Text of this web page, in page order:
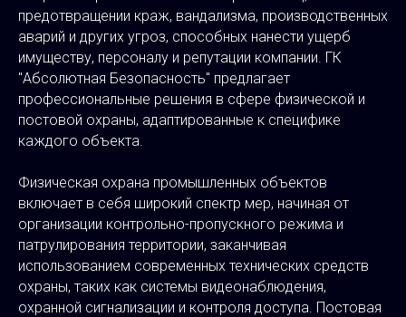
предотвращении краж, вандализма, производственных
аварий и других угроз, способных нанести ущерб
имуществу, персоналу и репутации компании. ГК
"Абсолютная Безопасность" предлагает
профессиональные решения в сфере физической и
постовой охраны, адаптированные к специфике
каждого объекта.
Физическая охрана промышленных объектов
включает в себя широкий спектр мер, начиная от
организации контрольно-пропускного режима и
патрулирования территории, заканчивая
использованием современных технических средств
охраны, таких как системы видеонаблюдения,
охранной сигнализации и контроля доступа. Постовая